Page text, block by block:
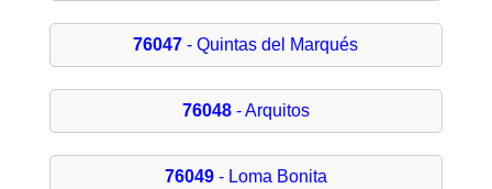
76047 - Quintas del Marqués
76048- Arquitos
76049- Loma Bonita